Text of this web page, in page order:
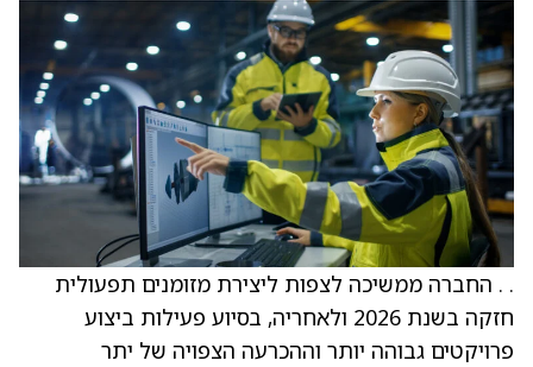
. . החברה ממשיכה לצפות ליצירת מזומנים תפעולית
חזקה בשנת 2026 ולאחריה, בסיוע פעילות ביצוע
פרויקטים גבוהה יותר וההכרעה הצפויה של יתר